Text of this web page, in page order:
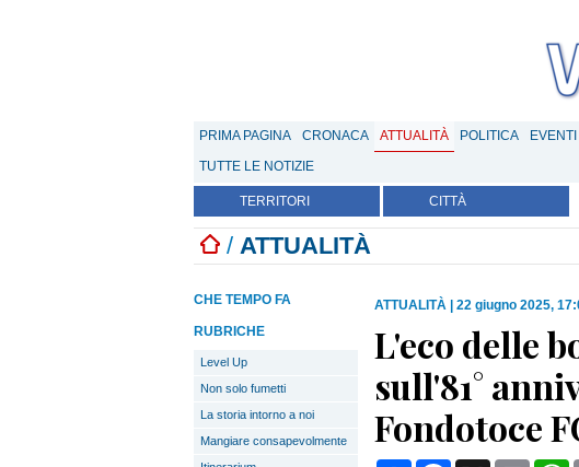
PRIMA PAGINA CRONACA ATTUALITÀ POLITICA EVENTI
TUTTE LE NOTIZIE
TERRITORI CITTÀ
/ ATTUALITÀ
CHE TEMPO FA
RUBRICHE
Level Up
Non solo fumetti
La storia intorno a noi
Mangiare consapevolmente
ATTUALITÀ 22 giugno 2025,
L'eco delle
sull'81°
Fondotoce